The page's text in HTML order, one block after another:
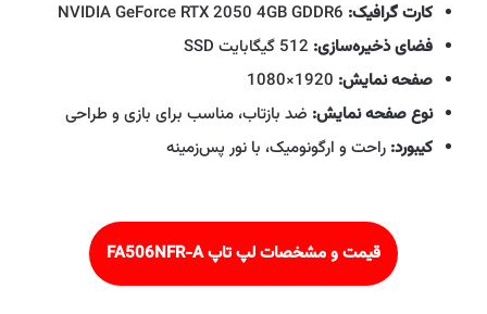
کارت گرافیک:
فضای ذخیره‌سازی:
صفحه نمایش:
نوع صفحه نمایش: ضد بازتاب، مناسب برای بازی و طراحی
کیبورد: راحت و ارگونومیک، با نور پس‌زمینه
قیمت و مشخصات لپ تاپ FA506NFR-A